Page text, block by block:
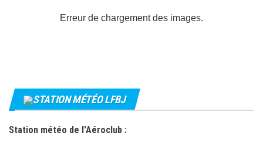
Erreur de chargement des images.
STATION MÉTÉO LFBJ
Station météo de l'Aéroclub :